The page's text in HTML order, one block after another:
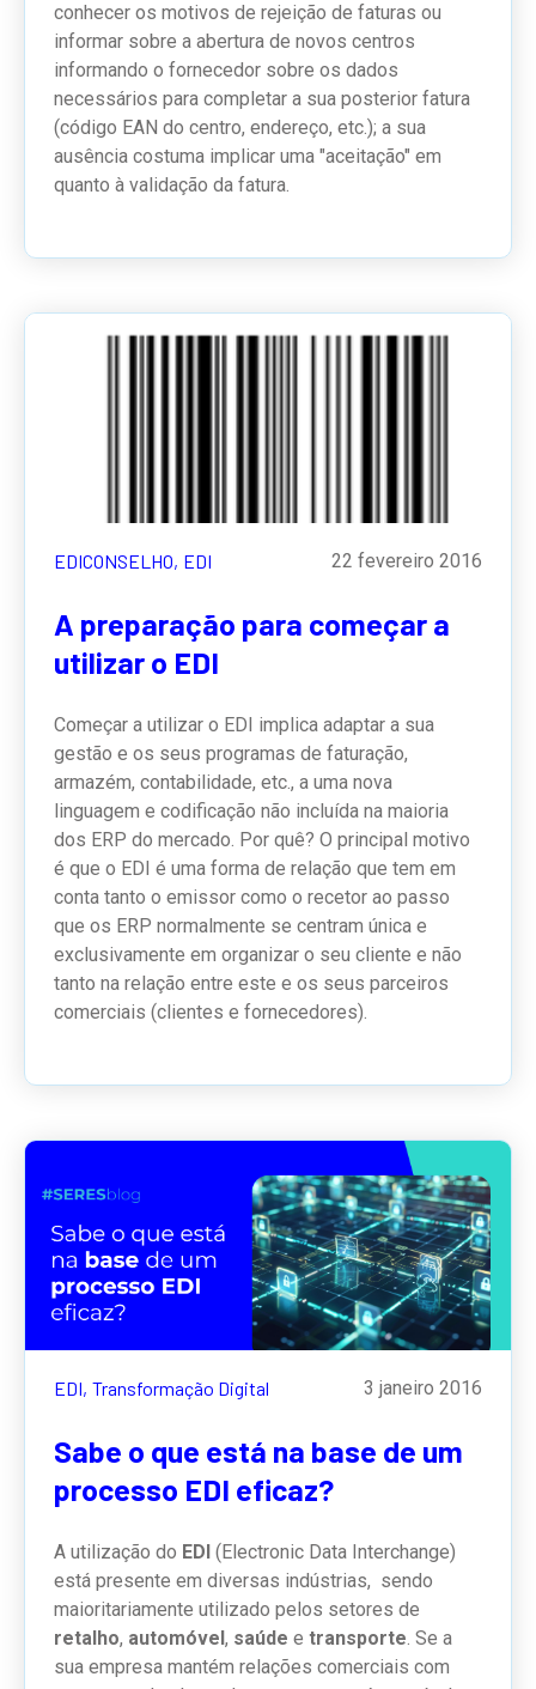
conhecer os motivos de rejeição de faturas ou
informar sobre a abertura de novos centros
informando o fornecedor sobre os dados
necessários para completar a sua posterior fatura
(código EAN do centro, endereço, etc.); a sua
ausência costuma implicar uma "aceitação" em
quanto à validação da fatura.
EDICONSELHO, EDI 22 fevereiro 2016
A preparação para começar a
utilizar o EDI
Começar a utilizar o EDI implica adaptar a sua
gestão e os seus programas de faturação,
armazém, contabilidade, etc., a uma nova
linguagem e codificação não incluída na maioria
dos ERP do mercado. Por quê? O principal motivo
é que o EDI é uma forma de relação que tem em
conta tanto o emissor como o recetor ao passo
que os ERP normalmente se centram única e
exclusivamente em organizar o seu cliente e não
tanto na relação entre este e os seus parceiros
comerciais (clientes e fornecedores).
EDI, Transformação Digital 3 janeiro 2016
Sabe o que está na base de um
processo EDI eficaz?
A utilização do EDI (Electronic Data Interchange)
está presente em diversas indústrias, sendo
maioritariamente utilizado pelos setores de
retalho, automóvel , saúde e transporte. Se a
sua empresa mantém relações comerciais com